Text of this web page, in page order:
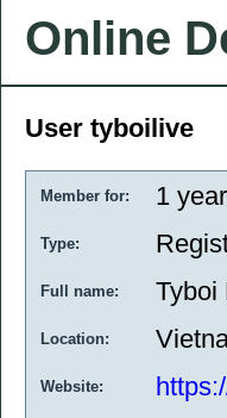
Online
User tyboilive
Member for: 1 year
Type:
Full name: Tyboi
Location:
Website: